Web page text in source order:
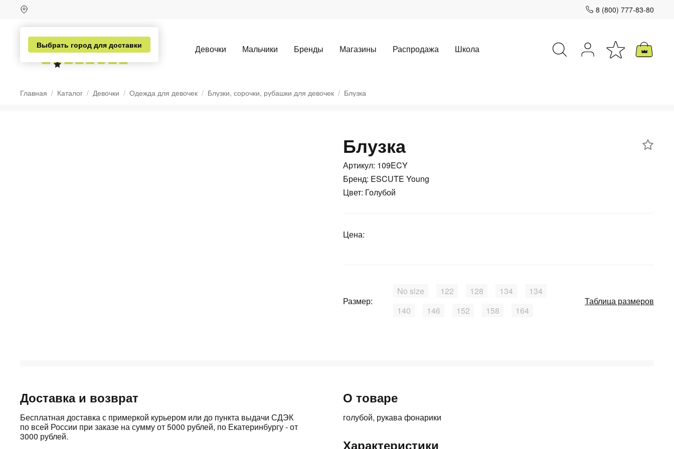
Выбрать город для доставки
8 (800) 777-83-80
Девочки Мальчики Бренды Магазины Распродажа Школа
Главная Каталог Девочки Одежда для девочек Блузки, сорочки, рубашки для девочек Блузка
Блузка
Артикул: 109ECY
Бренд: ESCUTE Young
Цвет: Голубой
Цена:
Размер:
No size 122 128 134
134
140
146 152 158 164
Таблица размеров
Доставка и возврат
Бесплатная доставка с примеркой курьером или до пункта выдачи СДЭК
по всей России при заказе на сумму от 5000 рублей, по Екатеринбургу - от
3000 рублей.
О товаре
голубой, рукава фонарики
Характеристики
без переплат
Получайте товар